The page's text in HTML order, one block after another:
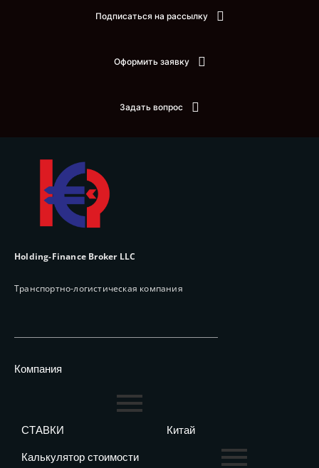
Подписаться на рассылку
Оформить заявку
Задать вопрос
Holding-Finance Broker LLC
Транспортно-логистическая компания
Компания
СТАВКИ
Калькулятор стоимости
Китай